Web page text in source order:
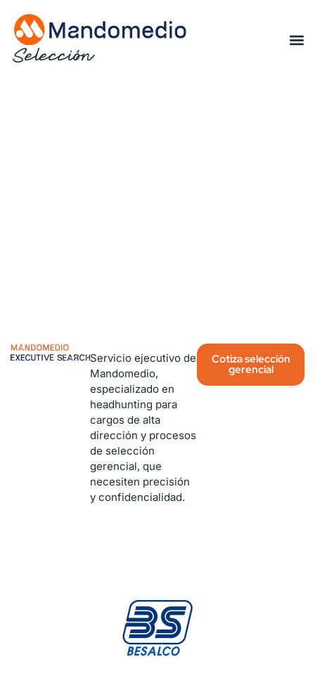
Selección
Servicio ejecutivo de
Mandomedio,
especializado en
headhunting para
cargos de alta
dirección y procesos
de selección
gerencial, que
necesiten precisión
y confidencialidad.
Cotiza selección
gerencial